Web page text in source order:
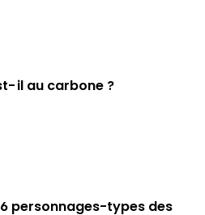
il au carbone ?
personnages-types des